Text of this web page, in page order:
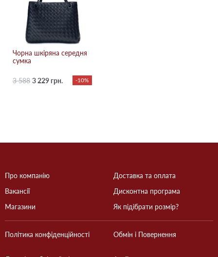
Чорна шкіряна середня
сумка
3 588 3 229 грн. -10%
Про компанію
Вакансії
Магазини
Доставка та оплата
Дисконтна програма
Як підібрати розмір?
Політика конфіденційності Обмін і Повернення